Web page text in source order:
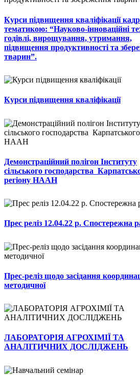
Курси підвищення кваліфікації
тематикою: “Науково-інноваційні
годівлі, вирощування, утримання,
підвищення продуктивності та
тварин”.
Курси підвищення кваліфікації
Демонстраційний полігон Інституту
сільського господарства
регіону НААН
Прес реліз 12.04.22 р. Спостережна
Прес-реліз щодо засідання
методичної
ЛАБОРАТОРІЯ АГРОХІМІЇ ТА
АНАЛІТИЧНИХ ДОСЛІДЖЕНЬ